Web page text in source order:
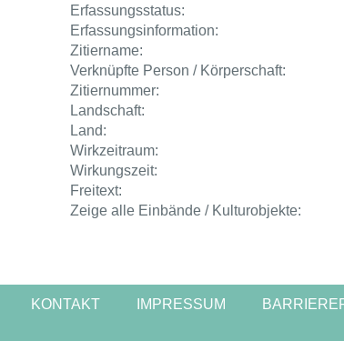
Erfassungsstatus:
Erfassungsinformation:
Zitiername:
Verknüpfte Person / Körperschaft:
Zitiernummer:
Landschaft:
Land:
Wirkzeitraum:
Wirkungszeit:
Freitext:
Zeige alle Einbände / Kulturobjekte:
KONTAKT IMPRESSUM